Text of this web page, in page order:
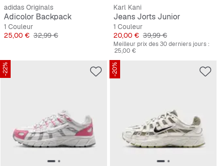
adidas Originals
Adicolor Backpack
1 Couleur
Prix
25,00 € Prix original
32,99 €
Karl Kani
Jeans Jorts Junior
1 Couleur
Prix
20,00 € Prix original
39,99 €
Meilleur prix des 30 derniers jours :
25,00 €
-22% -20%